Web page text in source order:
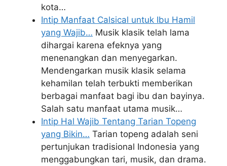
kota…
Intip Manfaat Calsical untuk Ibu Hamil
yang Wajib… Musik klasik telah lama
dihargai karena efeknya yang
menenangkan dan menyegarkan.
Mendengarkan musik klasik selama
kehamilan telah terbukti memberikan
berbagai manfaat bagi ibu dan bayinya.
Salah satu manfaat utama musik…
Intip Hal Wajib Tentang Tarian Topeng
yang Bikin… Tarian topeng adalah seni
pertunjukan tradisional Indonesia yang
menggabungkan tari, musik, dan drama.